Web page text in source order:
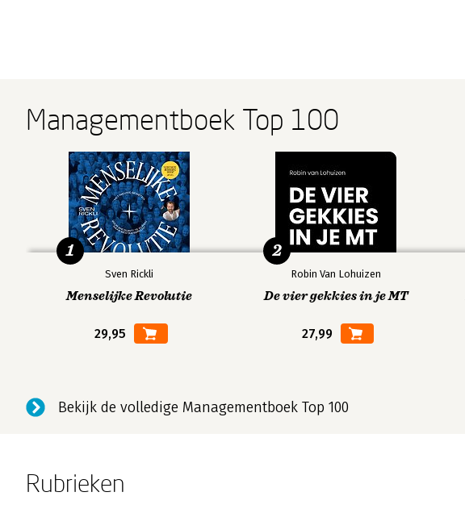
Managementboek Top 100
Sven Rickli
Menselijke Revolutie
29,95
1
Robin Van Lohuizen
De vier gekkies in je MT
27,99
2
Bekijk de volledige Managementboek Top 100
Rubrieken